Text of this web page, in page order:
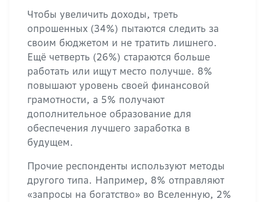
Чтобы увеличить доходы, треть
опрошенных (34%) пытаются следить за
своим бюджетом и не тратить лишнего.
Ещё четверть (26%) стараются больше
работать или ищут место получше. 8%
повышают уровень своей финансовой
грамотности, а 5% получают
дополнительное образование для
обеспечения лучшего заработка в
будущем.
Прочие респонденты используют методы
другого типа. Например, 8% отправляют
«запросы на богатство» во Вселенную, 2%